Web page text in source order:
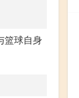
篮球自身